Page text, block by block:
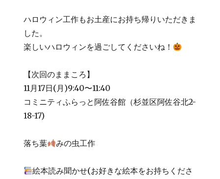
ハロウィン工作もお土産にお持ち帰りいただきま
した。
楽しいハロウィンを過ごしてくださいね！
【次回のままころ】
11月17日(月)9:40〜11:40
コミニティふらっと阿佐谷館（杉並区阿佐谷北2-
18-17)
落ち葉 みの虫工作
絵本読み聞かせ(お好きな絵本をお持ちくださ